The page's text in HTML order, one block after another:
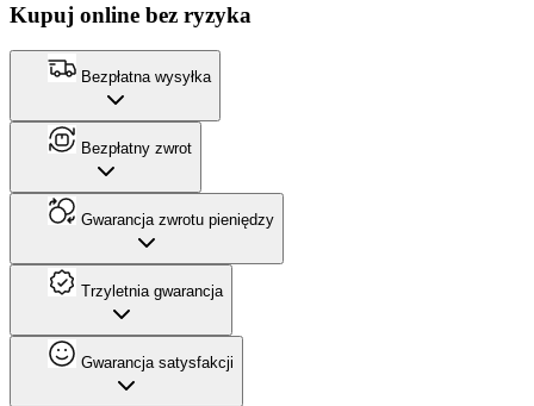
Kupuj online bez ryzyka
Bezpłatna wysyłka
Bezpłatny zwrot
Gwarancja zwrotu pieniędzy
Trzyletnia gwarancja
Gwarancja satysfakcji